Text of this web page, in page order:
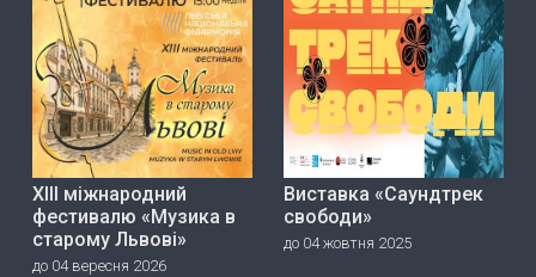
ХІІІ міжнародний
фестивалю «Музика в
старому Львові»
до 04 вересня 2026
Виставка «Саундтрек
свободи»
до 04 жовтня 2025